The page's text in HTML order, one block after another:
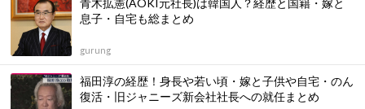
息子・自宅も総まとめ
gurung
福田淳の経歴！身長や若い頃・嫁と子供や自宅・のん
復活・旧ジャニーズ新会社社長への就任まとめ